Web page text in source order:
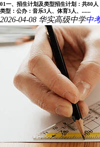
01一、招生计划及类型招生计划：共80
类型：公办：音乐3人、体育3人、......
2026-04-08 华实高级中学中